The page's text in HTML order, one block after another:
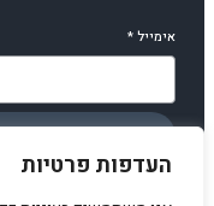
העדפות פרטיות
אימייל*